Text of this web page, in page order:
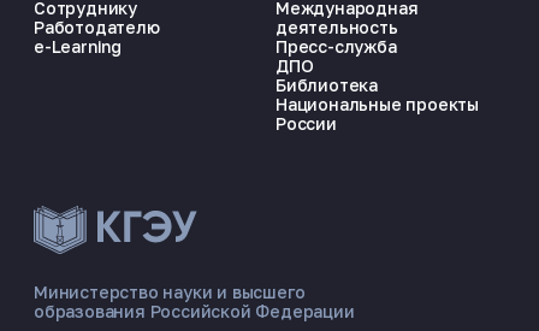
ЭНЕРГОКОД — ПОМОЩНИК КГЭУ
📋 Приёмная комиссия
Министерство науки и высшего
образования Российской Федерации
Сотруднику
Работодателю
e-Learning
Международная
деятельность
Пресс-служба
ДПО
Библиотека
Национальные проекты
России